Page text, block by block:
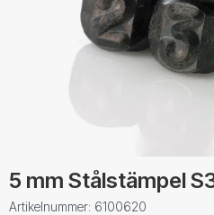
5 mm Stålstämpel
Artikelnummer: 6100620